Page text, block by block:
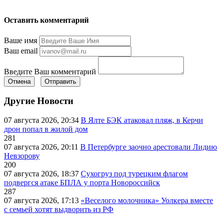
Оставить комментарий
Ваше имя
Ваш email
Введите Ваш комментарий
Отмена Отправить
Другие Новости
07 августа 2026, 20:34 В Ялте БЭК атаковал пляж, в Керчи
дрон попал в жилой дом
281
07 августа 2026, 20:11 В Петербурге заочно арестовали Лидию
Невзорову
200
07 августа 2026, 18:37 Сухогруз под турецким флагом
подвергся атаке БПЛА у порта Новороссийск
287
07 августа 2026, 17:13 «Веселого молочника» Уолкера вместе
с семьей хотят выдворить из РФ